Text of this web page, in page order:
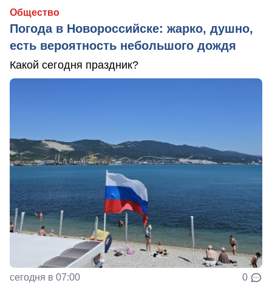
Общество
Погода в Новороссийске: жарко, душно,
есть вероятность небольшого дождя
Какой сегодня праздник?
сегодня в 07:00 0